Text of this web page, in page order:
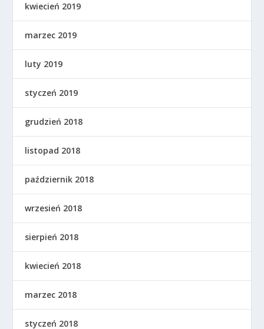
kwiecień 2019
marzec 2019
luty 2019
styczeń 2019
grudzień 2018
listopad 2018
październik 2018
wrzesień 2018
sierpień 2018
kwiecień 2018
marzec 2018
styczeń 2018